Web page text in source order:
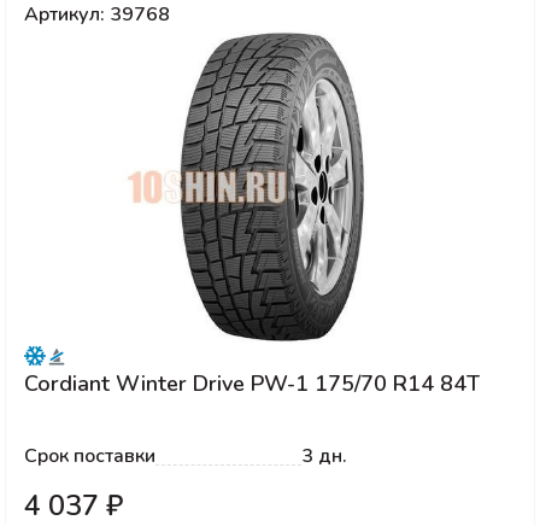
Артикул: 39768
Cordiant Winter Drive PW-1 175/70 R14 84T
Срок поставки 3 дн.
4 037 ₽